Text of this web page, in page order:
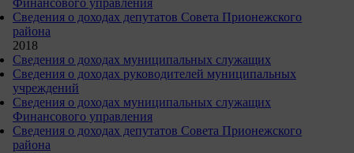
Финансового управления
Сведения о доходах депутатов Совета Прионежского
района
2018
Сведения о доходах муниципальных служащих
Сведения о доходах руководителей муниципальных
учреждений
Сведения о доходах муниципальных служащих
Финансового управления
Сведения о доходах депутатов Совета Прионежского
района